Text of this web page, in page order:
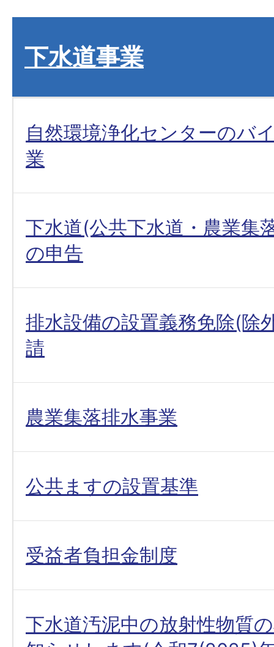
下水道事業
自然環境浄化センターのバ
業
下水道(公共下水道・農業集
の申告
排水設備の設置義務免除(除
請
農業集落排水事業
公共ますの設置基準
受益者負担金制度
下水道汚泥中の放射性物質